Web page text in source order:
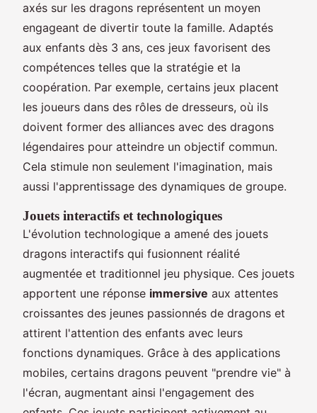
axés sur les dragons représentent un moyen
engageant de divertir toute la famille. Adaptés
aux enfants dès 3 ans, ces jeux favorisent des
compétences telles que la stratégie et la
coopération. Par exemple, certains jeux placent
les joueurs dans des rôles de dresseurs, où ils
doivent former des alliances avec des dragons
légendaires pour atteindre un objectif commun.
Cela stimule non seulement l'imagination, mais
aussi l'apprentissage des dynamiques de groupe.
Jouets interactifs et technologiques
L'évolution technologique a amené des jouets
dragons interactifs qui fusionnent réalité
augmentée et traditionnel jeu physique. Ces jouets
apportent une réponse immersive aux attentes
croissantes des jeunes passionnés de dragons et
attirent l'attention des enfants avec leurs
fonctions dynamiques. Grâce à des applications
mobiles, certains dragons peuvent "prendre vie" à
l'écran, augmentant ainsi l'engagement des